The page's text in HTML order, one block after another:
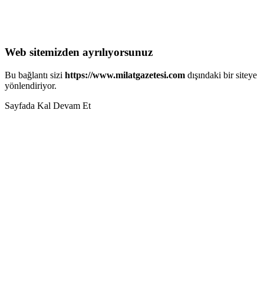
Web sitemizden ayrılıyorsunuz
Bu bağlantı sizi https://www.milatgazetesi.com dışındaki bir siteye
yönlendiriyor.
Sayfada Kal Devam Et